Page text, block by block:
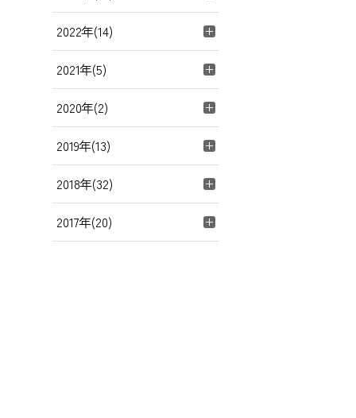
2022年(14)
2021年(5)
2020年(2)
2019年(13)
2018年(32)
2017年(20)